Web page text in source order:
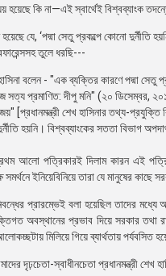
কি না—এই স্বার্থেই বিশ্বব্যাংক
হয়েছে যে, ‘পদ্মা সেতু প্রকল্পে কোনো
তুলে ধরছি---
বলেন - "এক ব্যক্তির কারণে পদ্মা
সত্য প্রমাণিত: দীপু মনি" (২০ ডিসেম্বর,
[প্রধানমন্ত্রী শেখ হাসিনার তথ্য-
হয়নি। বিশ্বব্যাংকের সততা বিভাগ
আলো পত্রিকারই দিলাম কারন এই
সমর্থনে ইনিয়েবিনিয়ে তারা যে মানুষের
প্রারম্ভেই বলা হয়েছিল তাদের মধ্যে
অবস্থানের প্রভাব দিয়ে সরকার তথা
মিলিয়ে গিয়ে ব্যার্থতায় পর্যবসিত
দৃঢ়চেতা-স্বাধীনচেতা প্রধানমন্ত্রী শেখ